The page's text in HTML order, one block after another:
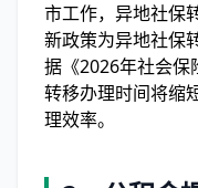
市工作，异地社保
新政策为异地社保
据《2026年社会保
转移办理时间将缩
理效率。